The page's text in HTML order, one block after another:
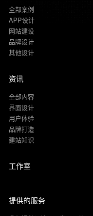
全部案例
APP设计
网站建设
品牌设计
其他设计
资讯
全部内容
界面设计
用户体验
品牌打造
建站知识
工作室
提供的服务